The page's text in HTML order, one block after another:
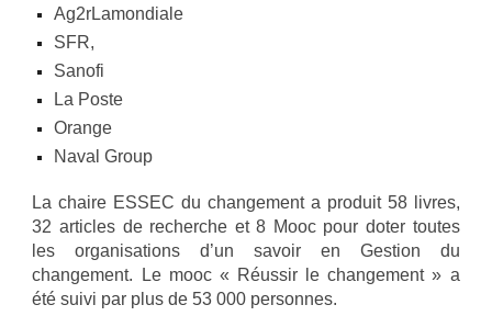
Ag2rLamondiale
SFR,
Sanofi
La Poste
Orange
Naval Group
La chaire ESSEC du changement a produit 58livres,
32 articles de recherche et8 Mooc pour doter toutes
les organisations d’un savoir en Gestion du
changement. Le mooc « Réussir le changement » a
été suivi par plus de 53 000 personnes.